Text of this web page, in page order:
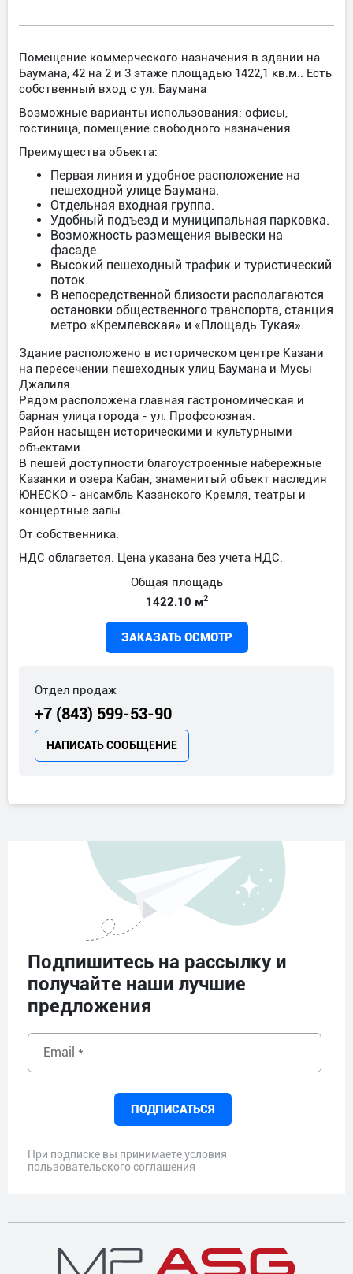
Помещение коммерческого назначения в здании на
Баумана, 42 на 2 и 3 этаже площадью 1422,1 кв.м.. Есть
собственный вход с ул. Баумана
Возможные варианты использования: офисы,
гостиница, помещение свободного назначения.
Преимущества объекта:
Первая линия и удобное расположение на
пешеходной улице Баумана.
Отдельная входная группа.
Удобный подъезд и муниципальная парковка.
Возможность размещения вывески на
фасаде.
Высокий пешеходный трафик и туристический
поток.
В непосредственной близости располагаются
остановки общественного транспорта, станция
метро «Кремлевская» и «Площадь Тукая».
Здание расположено в историческом центре Казани
на пересечении пешеходных улиц Баумана и Мусы
Джалиля.
Рядом расположена главная гастрономическая и
барная улица города - ул. Профсоюзная.
Район насыщен историческими и культурными
объектами.
В пешей доступности благоустроенные набережные
Казанки и озера Кабан, знаменитый объект наследия
ЮНЕСКО - ансамбль Казанского Кремля, театры и
концертные залы.
От собственника.
НДС облагается. Цена указана без учета НДС.
Общая площадь
1422.10 м2
ЗАКАЗАТЬ ОСМОТР
Отдел продаж
+7 (843) 599-53-90
НАПИСАТЬ СООБЩЕНИЕ
Подпишитесь на рассылку и
получайте наши лучшие
предложения
Email *
ПОДПИСАТЬСЯ
При подписке вы принимаете условия
пользовательского соглашения